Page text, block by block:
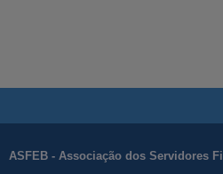
ASFEB - Associação dos Servidores